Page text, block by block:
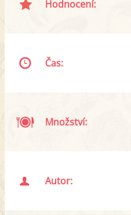
Hodnocení:
Čas:
Množství:
Autor: